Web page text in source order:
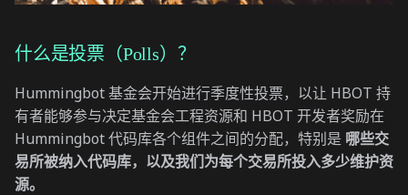
什么是投票（Polls）？
Hummingbot 基金会开始进行季度性投票，以让 HBOT 持
有者能够参与决定基金会工程资源和 HBOT 开发者奖励在
Hummingbot 代码库各个组件之间的分配，特别是 哪些交
易所被纳入代码库，以及我们为每个交易所投入多少维护资
源。